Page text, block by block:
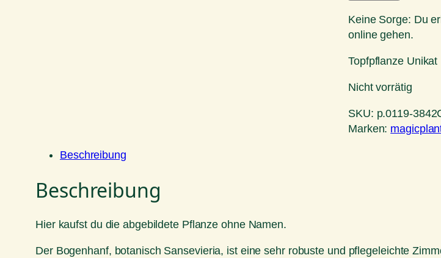
Keine Sorge: Du
online gehen.
Topfpflanze Unikat
Nicht vorrätig
SKU: p.0119-3842
Marken:
Beschreibung
Beschreibung
Hier kaufst du die abgebildete Pflanze ohne Namen.
Der Bogenhanf, botanisch Sansevieria, ist eine sehr robuste und pflegeleichte